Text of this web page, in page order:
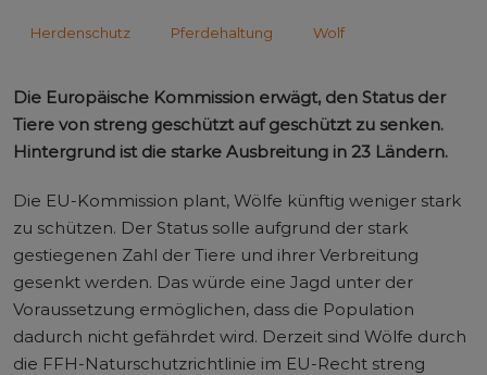
Herdenschutz Pferdehaltung Wolf
Die Europäische Kommission erwägt, den Status der
Tiere von streng geschützt auf geschützt zu senken.
Hintergrund ist die starke Ausbreitung in 23 Ländern.
Die EU-Kommission plant, Wölfe künftig weniger stark
zu schützen. Der Status solle aufgrund der stark
gestiegenen Zahl der Tiere und ihrer Verbreitung
gesenkt werden. Das würde eine Jagd unter der
Voraussetzung ermöglichen, dass die Population
dadurch nicht gefährdet wird. Derzeit sind Wölfe durch
die FFH-Naturschutzrichtlinie im EU-Recht streng